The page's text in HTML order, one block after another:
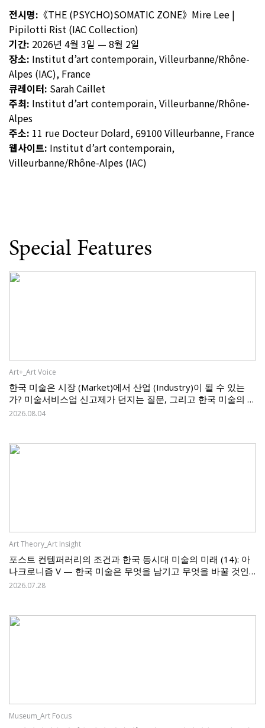
전시명: 《THE (PSYCHO)SOMATIC ZONE》Mire Lee |
Pipilotti Rist (IAC Collection)
기간: 2026년 4월 3일 — 8월 2일
장소: Institut d’art contemporain, Villeurbanne/Rhône-
Alpes (IAC), France
큐레이터: Sarah Caillet
주최: Institut d’art contemporain, Villeurbanne/Rhône-
Alpes
주소: 11 rue Docteur Dolard, 69100 Villeurbanne, France
웹사이트: Institut d’art contemporain,
Villeurbanne/Rhône-Alpes (IAC)
Special Features
Art+_Art Voice
한국 미술은 시장 (Market)에서 산업 (Industry)이 될 수 있는
가? 미술서비스업 신고제가 던지는 질문, 그리고 한국 미술의 과
제
2026.08.04
Art Theory_Art Insight
포스트 컨템퍼러리의 조건과 한국 동시대 미술의 미래 (14): 아
나크로니즘 V — 한국 미술은 무엇을 남기고 무엇을 바꿀 것인
가
2026.07.28
Museum_Art Focus